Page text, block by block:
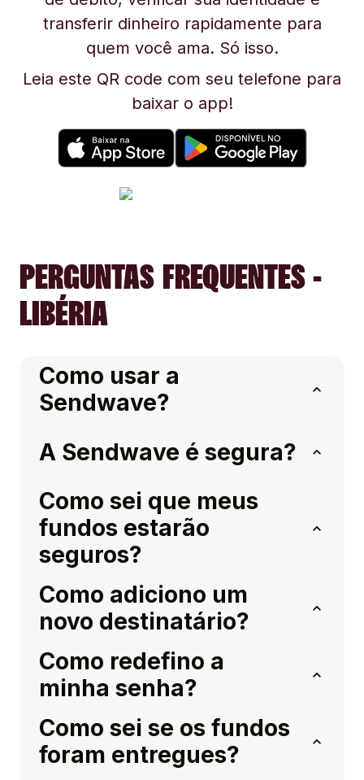
transferir dinheiro rapidamente para
quem você ama. Só isso.
Leia este QR code com seu telefone para
baixar o app!
PERGUNTAS FREQUENTES -
LIBÉRIA
Como usar a
Sendwave?
A Sendwave é segura?
Como sei que meus
fundos estarão
seguros?
Como adiciono um
novo destinatário?
Como redefino a
minha senha?
Como sei se os fundos
foram entregues?